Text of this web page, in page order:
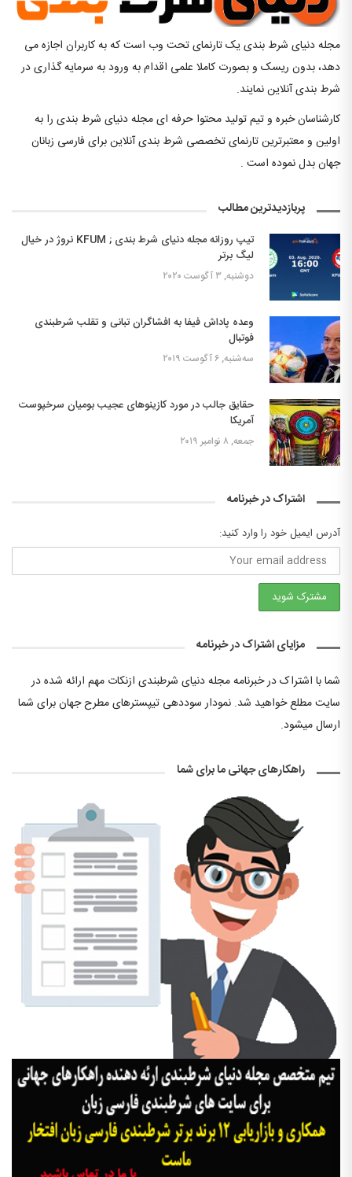
مجله دنیای شرط بندی یک تارنمای تحت وب است که به کاربران اجازه می
دهد، بدون ریسک و بصورت کاملا علمی اقدام به ورود به سرمایه گذاری در
شرط بندی آنلاین نمایند.
کارشناسان خبره و تیم تولید محتوا حرفه ای مجله دنیای شرط بندی را به
اولین و معتبرترین تارنمای تخصصی شرط بندی آنلاین برای فارسی زبانان
جهان بدل نموده است .
پربازدیدترین مطالب
تیپ روزانه مجله دنیای شرط بندی ; KFUM نروژ در خیال
لیگ برتر
دوشنبه, ۳ آگوست ۲۰۲۰
وعده پاداش فیفا به افشاگران تبانی و تقلب شرطبندی
فوتبال
سه‌شنبه, ۶ آگوست ۲۰۱۹
حقایق جالب در مورد کازینوهای عجیب بومیان سرخپوست
آمریکا
جمعه, ۸ نوامبر ۲۰۱۹
اشتراک در خبرنامه
آدرس ایمیل خود را وارد کنید:
مزایای اشتراک در خبرنامه
شما با اشتراک در خبرنامه مجله دنیای شرطبندی ازنکات مهم ارائه شده در
سایت مطلع خواهید شد. نمودار سوددهی تیپسترهای مطرح جهان برای شما
ارسال میشود.
راهکارهای جهانی ما برای شما